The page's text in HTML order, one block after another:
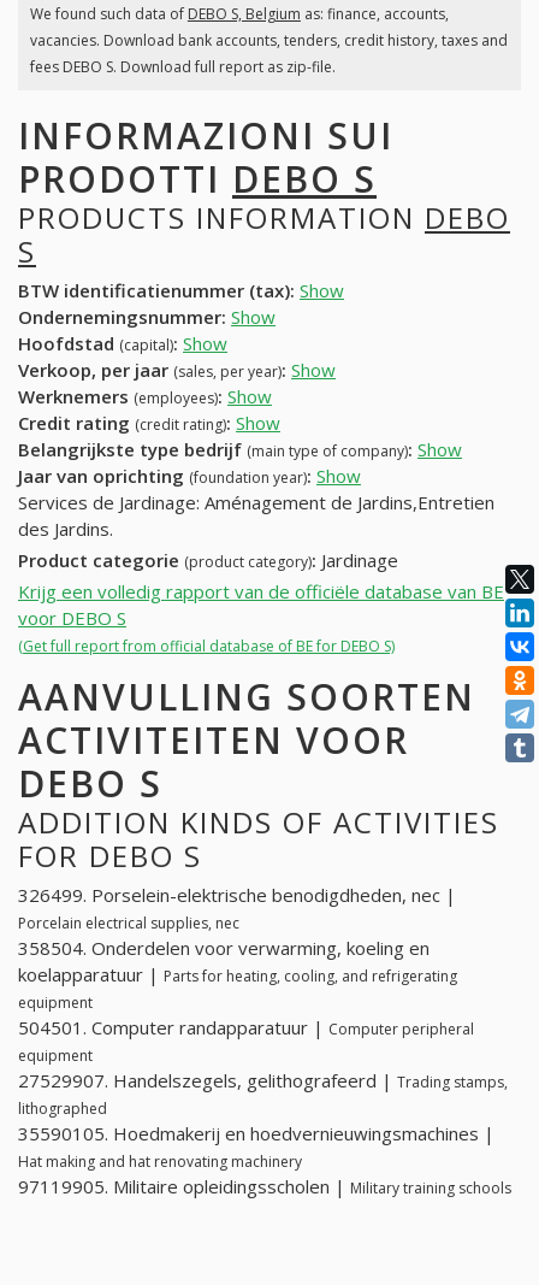
We found such data of DEBO S, Belgium as: finance, accounts,
vacancies. Download bank accounts, tenders, credit history, taxes and
fees DEBO S. Download full report as zip-file.
INFORMAZIONI SUI
PRODOTTI DEBO S
PRODUCTS INFORMATION DEBO
S
BTW identificatienummer (tax): Show
Ondernemingsnummer: Show
Hoofdstad (capital): Show
Verkoop, per jaar (sales, per year): Show
Werknemers (employees): Show
Credit rating (credit rating): Show
Belangrijkste type bedrijf (main type of company): Show
Jaar van oprichting (foundation year): Show
Services de Jardinage: Aménagement de Jardins,Entretien
des Jardins.
Product categorie (product category): Jardinage
Krijg een volledig rapport van de officiële database van BE
voor DEBO S
(Get full report from official database of BE for DEBO S)
AANVULLING SOORTEN
ACTIVITEITEN VOOR
DEBO S
ADDITION KINDS OF ACTIVITIES
FOR DEBO S
326499. Porselein-elektrische benodigdheden, nec |
Porcelain electrical supplies, nec
358504. Onderdelen voor verwarming, koeling en
koelapparatuur | Parts for heating, cooling, and refrigerating
equipment
504501. Computer randapparatuur | Computer peripheral
equipment
27529907. Handelszegels, gelithografeerd | Trading stamps,
lithographed
35590105. Hoedmakerij en hoedvernieuwingsmachines |
Hat making and hat renovating machinery
97119905. Militaire opleidingsscholen | Military training schools